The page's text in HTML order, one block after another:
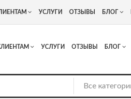
Люберцы, Котельнический проезд 13
УСЛУГИ ОТЗЫВЫ БЛОГ
УСЛУГИ ОТЗЫВЫ БЛОГ